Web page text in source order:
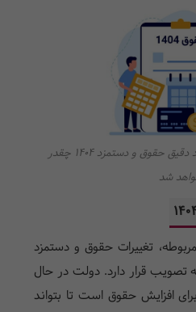
هنوز مشخص نیست که عدد دقیق حقوق و دستمزد 1404 چقدر
شد
تغییرات حقوق و دستمزد
مرحله تصویب قرار دارد. دولت در حال
افزایش حقوق است تا بتواند